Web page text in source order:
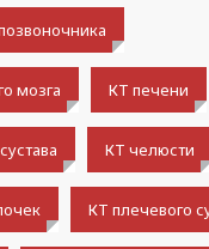
мозга КТ печени
КТ челюсти
КТ плечевого